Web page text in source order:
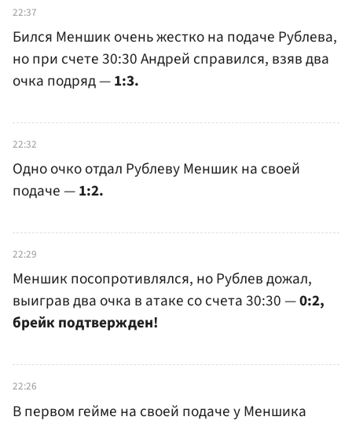
22:37
Бился Меншик очень жестко на подаче Рублева,
но при счете 30:30 Андрей справился, взяв два
очка подряд —1:3.
22:32
Одно очко отдал Рублеву Меншик на своей
подаче —1:2.
22:29
Меншик посопротивлялся, но Рублев дожал,
выиграв два очка в атаке со счета 30:30 —0:2,
брейк подтвержден!
22:26
В первом гейме на своей подаче у Меншика